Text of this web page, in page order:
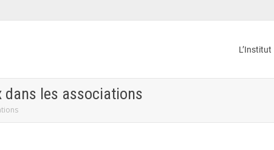
L’Institut
dans les associations